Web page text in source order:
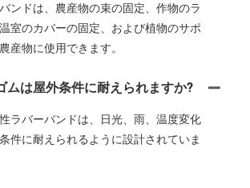
ンドは、農産物の束の固定、作物のラ
室のカバーの固定、および植物のサポ
産物に使用できます。
ムは屋外条件に耐えられますか?
ラバーバンドは、日光、雨、温度変化
件に耐えられるように設計されていま